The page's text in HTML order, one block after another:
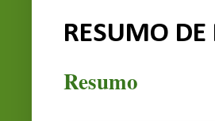
RESUMO
Resumo